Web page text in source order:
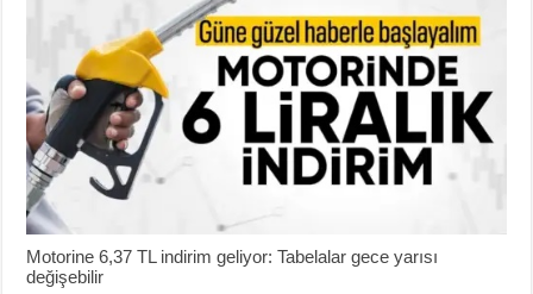
Motorine 6,37 TL indirim geliyor: Tabelalar gece yarısı
değişebilir